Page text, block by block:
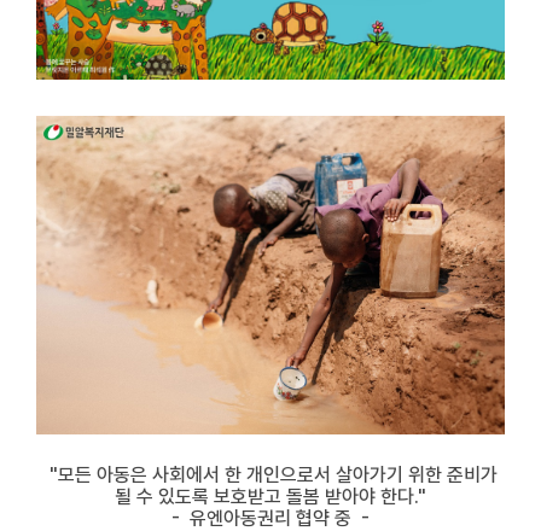
"모든 아동은 사회에서 한 개인으로서 살아가기 위한 준비가
될 수 있도록 보호받고 돌봄 받아야 한다."
- 유엔아동권리 협약 중 -